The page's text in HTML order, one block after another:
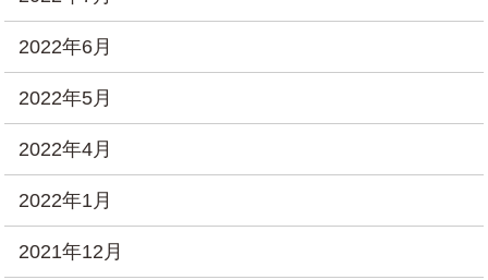
2022年6月
2022年5月
2022年4月
2022年1月
2021年12月